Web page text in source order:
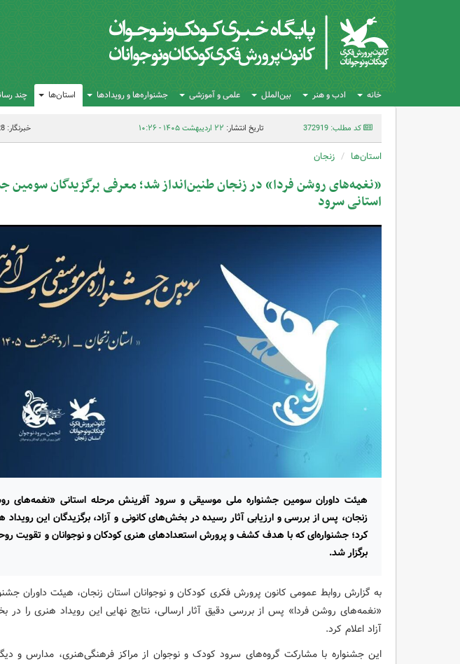
خانه ادب و هنر بین‌الملل علمی و آموزشی جشنواره‌ها و رویدادها استان‌ها چند
کد مطلب: 372919 تاریخ انتشار: ۲۲ اردیبهشت ۱۴۰۵ - ۱۰:۲۶ خبرنگار: 28
استان‌ها زنجان
«نغمه‌های روشن فردا» در زنجان طنین‌انداز شد؛ معرفی برگزیدگان سومین
استانی سرود
هیئت داوران سومین جشنواره ملی موسیقی و سرود آفرینش مرحله استانی «نغمه‌های
زنجان، پس از بررسی و ارزیابی آثار رسیده در بخش‌های کانونی و آزاد، برگزیدگان این رویداد
کرد؛ جشنواره‌ای که با هدف کشف و پرورش استعدادهای هنری کودکان و نوجوانان و تقویت
برگزار شد.
به گزارش روابط عمومی کانون پرورش فکری کودکان و نوجوانان استان زنجان، هیئت داوران
«نغمه‌های روشن فردا» پس از بررسی دقیق آثار ارسالی، نتایج نهایی این رویداد هنری را در
آزاد اعلام کرد.
این جشنواره با مشارکت گروه‌های سرود کودک و نوجوان از مراکز فرهنگی‌هنری، مدارس و